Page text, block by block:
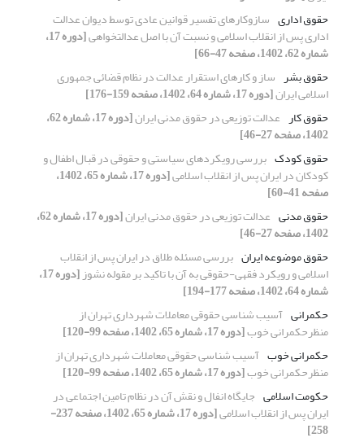
حقوق اداری سازوکارهای تفسیر قوانین عادی توسط دیوان عدالت
اداری پس از انقلاب اسلامی و نسبت آن با اصل عدالت‏خواهی [دوره 17،
شماره 62، 1402، صفحه 47-66]
حقوق بشر ساز و کارهای استقرار عدالت در نظام قضائی جمهوری
اسلامی ایران[دوره 17، شماره 64، 1402، صفحه 159-176]
حقوق کار عدالت توزیعی در حقوق مدنی ایران [دوره 17، شماره 62،
1402، صفحه 27-46]
حقوق کودک بررسی رویکردهای سیاستی و حقوقی در قبال اطفال و
کودکان در ایران پس از انقلاب اسلامی [دوره 17، شماره 65، 1402،
صفحه 41-60]
حقوق مدنی عدالت توزیعی در حقوق مدنی ایران [دوره 17، شماره 62،
1402، صفحه 27-46]
حقوق موضوعه ایران بررسی مسئله‏ طلاق در ایران پس از انقلاب
اسلامی و رویکرد فقهی-حقوقی به آن با تاکید بر مقوله‏ نشوز [دوره 17،
شماره 64، 1402، صفحه 177-194]
حکمرانی آسیب شناسی حقوقی معاملات شهرداری تهران از
منظرحکمرانی خوب[دوره 17، شماره 65، 1402، صفحه 99-120]
حکمرانی خوب آسیب شناسی حقوقی معاملات شهرداری تهران از
منظرحکمرانی خوب[دوره 17، شماره 65، 1402، صفحه 99-120]
حکومت اسلامی جایگاه انفال و نقش آن در نظام تامین اجتماعی در
ایران پس از انقلاب اسلامی [دوره 17، شماره 65، 1402، صفحه 237-
258]